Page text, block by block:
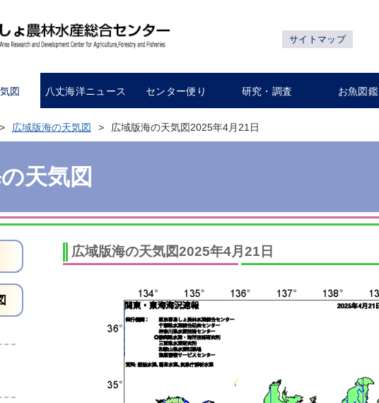
サイトマップ
図 八丈海洋ニュース センター便り 研究・調査 お魚図鑑
広域版海の天気図 広域版海の天気図2025年4月21日
天気図
広域版海の天気図2025年4月21日